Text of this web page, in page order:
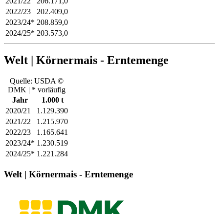
2022/23
202.409,0
2023/24* 208.859,0
2024/25* 203.573,0
Welt | Körnermais - Erntemenge
Quelle: USDA ©
DMK | * vorläufig
Jahr
1.000 t
2020/21
1.129.390
2021/22
1.215.970
2022/23
1.165.641
2023/24* 1.230.519
2024/25* 1.221.284
Welt | Körnermais - Erntemenge